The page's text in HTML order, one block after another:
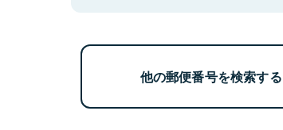
他の郵便番号を検索する